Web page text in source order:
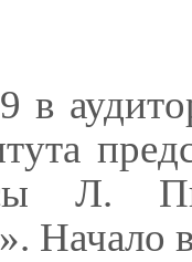
в
Л.
Начало